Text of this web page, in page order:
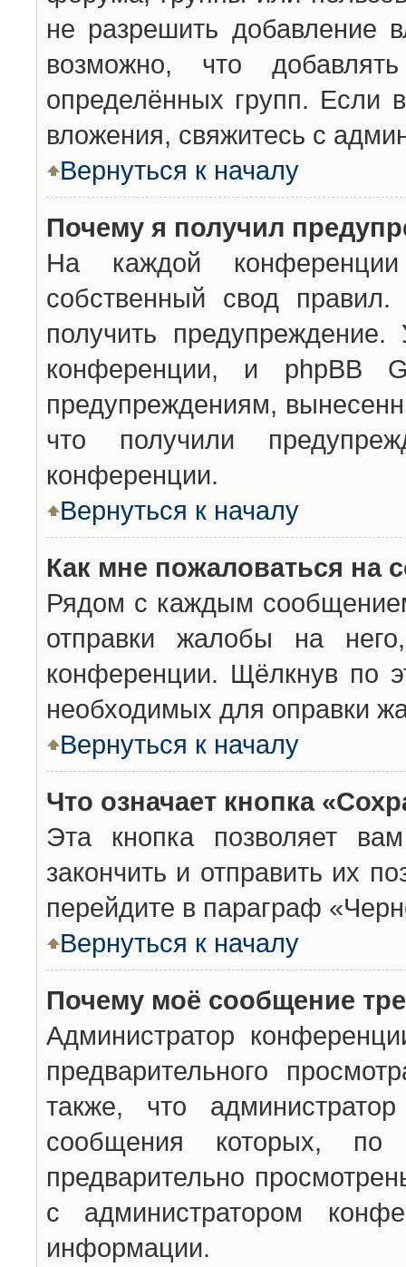
не разрешить добавление
возможно, что
определённых групп. Если
вложения, свяжитесь с
Вернуться к началу
Почему я получил
На каждой конференции
собственный свод
получить
конференции, и phpBB
предупреждениям,
что получили
конференции.
Вернуться к началу
Как мне пожаловаться на
Рядом с каждым
отправки жалобы на
конференции. Щёлкнув по
необходимых для оправки
Вернуться к началу
Что означает кнопка
Эта кнопка позволяет
закончить и отправить их
перейдите в параграф
Вернуться к началу
Почему моё сообщение
Администратор
предварительного
также, что
сообщения которых,
предварительно
с администратором
информации.